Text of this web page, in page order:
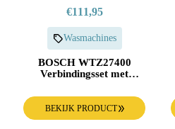
€111,95
Wasmachines
BOSCH WTZ27400
Verbindingsset met
BEKIJK PRODUCT